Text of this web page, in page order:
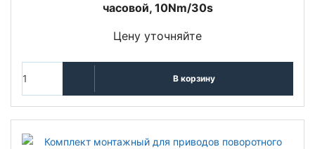
часовой, 10Nm/30s
Цену уточняйте
В корзину